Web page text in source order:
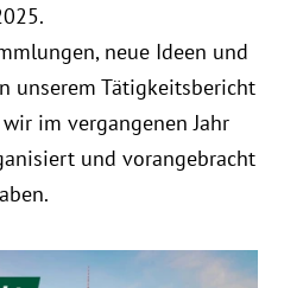
neue Ideen und
unserem Tätigkeitsbericht
im vergangenen Jahr
und vorangebracht